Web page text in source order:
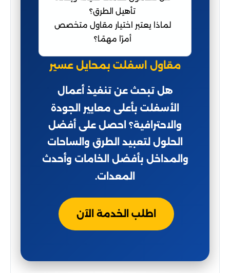
تأهيل الطرق؟
لماذا يعتبر اختيار مقاول متخصص
أمرًا مهمًا؟
مقاول اسفلت بمحايل عسير
هل تبحث عن تنفيذ أعمال
الأسفلت بأعلى معايير الجودة
والاحترافية؟ احصل على أفضل
الحلول لتعبيد الطرق والساحات
والمداخل بأفضل الخامات وأحدث
المعدات.
اطلب الخدمة الآن